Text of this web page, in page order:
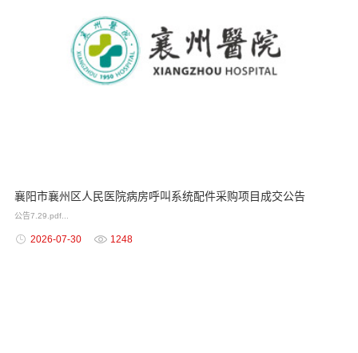
襄阳市襄州区人民医院病房呼叫系统配件采购项目成交公告
公告7.29.pdf...
2026-07-30 1248